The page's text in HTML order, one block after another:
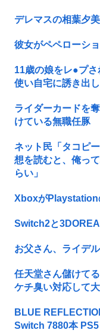
デレマスの相葉夕
彼女がペペローシ
11歳の娘をレ●プ
使い自宅に誘き出
ライダーカードを
けている無職任豚
ネット民「タコピ
想を読むと、俺っ
らい」
XboxがPlaystation
Switch2と
お父さん、ライデ
任天堂さん儲けて
ケチ臭い対応して
BLUE
Switch 7880本